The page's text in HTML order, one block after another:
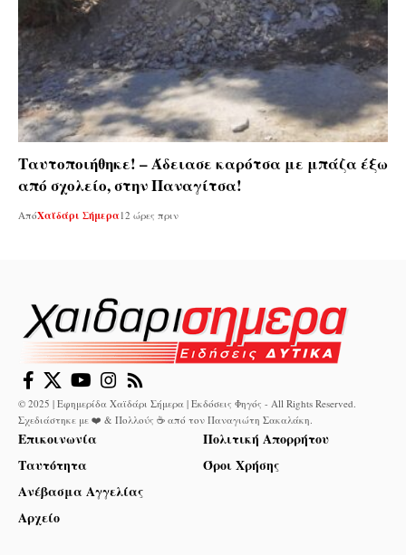
Ταυτοποιήθηκε! – Άδειασε καρότσα με μπάζα έξω
από σχολείο, στην Παναγίτσα!
ΑπόΧαϊδάρι Σήμερα 12 ώρες πριν
© 2025 | Εφημερίδα Χαϊδάρι Σήμερα | Εκδόσεις Φηγός - All Rights Reserved.
Σχεδιάστηκε με ❤️ & Πολλούς ☕ από τον Παναγιώτη Σακαλάκη.
Επικοινωνία
Ταυτότητα
Ανέβασμα Αγγελίας
Αρχείο
Πολιτική Απορρήτου
Όροι Χρήσης